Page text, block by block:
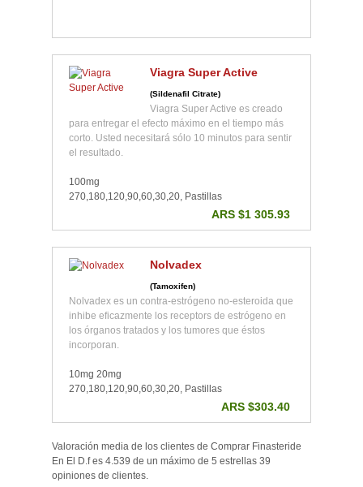
Viagra Super Active
(Sildenafil Citrate)
Viagra Super Active es creado
para entregar el efecto máximo en el tiempo más
corto. Usted necesitará sólo 10 minutos para sentir
el resultado.
100mg
270,180,120,90,60,30,20, Pastillas
ARS $1 305.93
Nolvadex
(Tamoxifen)
Nolvadex es un contra-estrógeno no-esteroida que
inhibe eficazmente los receptors de estrógeno en
los órganos tratados y los tumores que éstos
incorporan.
10mg 20mg
270,180,120,90,60,30,20, Pastillas
ARS $303.40
Valoración media de los clientes de Comprar Finasteride
En El D.fes 4.539 de un máximo de 5 estrellas 39
opiniones de clientes.